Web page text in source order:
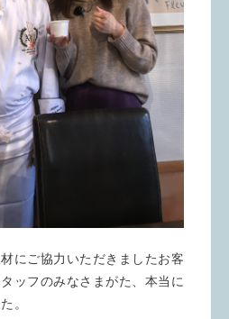
にご協力いただきましたお客
ッフのみなさまがた、本当に
。